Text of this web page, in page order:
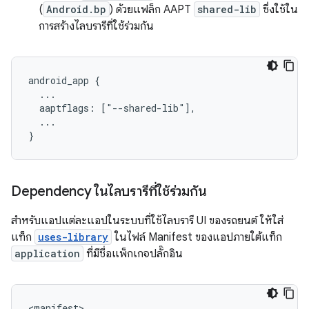
( Android.bp ) ด้วยแฟล็ก AAPT shared-lib ซึ่งใช้ใน
การสร้างไลบรารีที่ใช้ร่วมกัน
android_app {
  ...
  aaptflags: ["--shared-lib"],
  ...
Dependency ในไลบรารีที่ใช้ร่วมกัน
สำหรับแอปแต่ละแอปในระบบที่ใช้ไลบรารี UI ของรถยนต์ ให้ใส่
แท็ก uses-library ในไฟล์ Manifest ของแอปภายใต้แท็ก
application ที่มีชื่อแพ็กเกจปลั๊กอิน